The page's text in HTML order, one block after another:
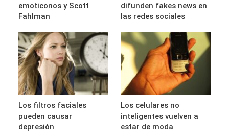
emoticonos y Scott
Fahlman
difunden fakes news en
las redes sociales
Los filtros faciales
pueden causar
depresión
Los celulares no
inteligentes vuelven a
estar de moda